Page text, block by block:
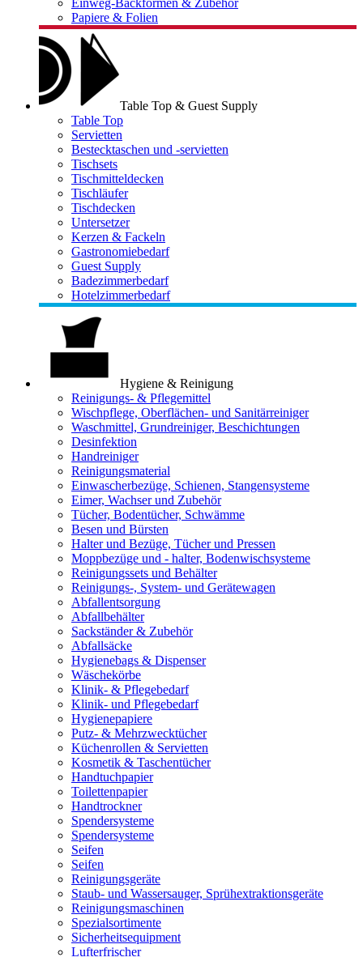
Einweg-Backformen & Zubehör
Papiere & Folien
Table Top & Guest Supply
Table Top
Servietten
Bestecktaschen und -servietten
Tischsets
Tischmitteldecken
Tischläufer
Tischdecken
Untersetzer
Kerzen & Fackeln
Gastronomiebedarf
Guest Supply
Badezimmerbedarf
Hotelzimmerbedarf
Hygiene & Reinigung
Reinigungs- & Pflegemittel
Wischpflege, Oberflächen- und Sanitärreiniger
Waschmittel, Grundreiniger, Beschichtungen
Desinfektion
Handreiniger
Reinigungsmaterial
Einwascherbezüge, Schienen, Stangensysteme
Eimer, Wachser und Zubehör
Tücher, Bodentücher, Schwämme
Besen und Bürsten
Halter und Bezüge, Tücher und Pressen
Moppbezüge und - halter, Bodenwischsysteme
Reinigungssets und Behälter
Reinigungs-, System- und Gerätewagen
Abfallentsorgung
Abfallbehälter
Sackständer & Zubehör
Abfallsäcke
Hygienebags & Dispenser
Wäschekörbe
Klinik- & Pflegebedarf
Klinik- und Pflegebedarf
Hygienepapiere
Putz- & Mehrzwecktücher
Küchenrollen & Servietten
Kosmetik & Taschentücher
Handtuchpapier
Toilettenpapier
Handtrockner
Spendersysteme
Spendersysteme
Seifen
Seifen
Reinigungsgeräte
Staub- und Wassersauger, Sprühextraktionsgeräte
Reinigungsmaschinen
Spezialsortimente
Sicherheitsequipment
Lufterfrischer